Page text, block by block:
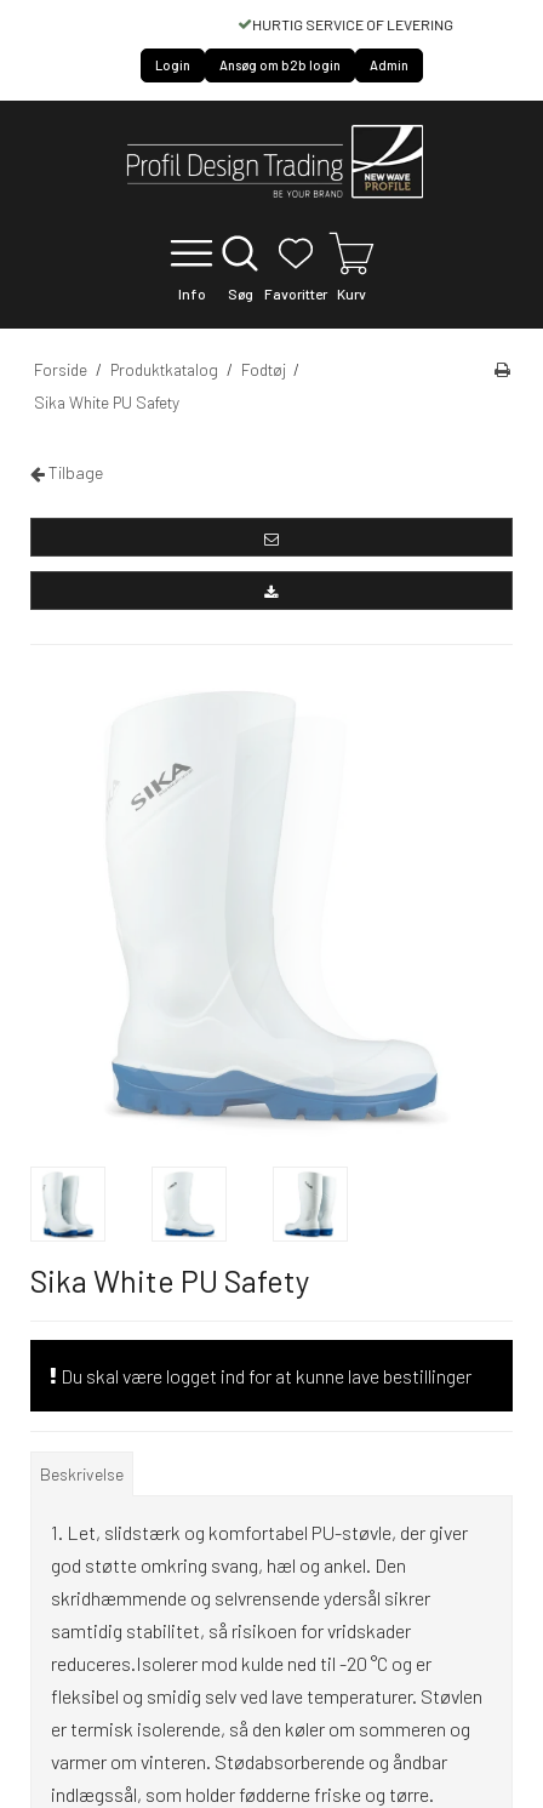
HURTIG SERVICE OF LEVERING
Login Ansøg om b2b login Admin
Info Søg Favoritter Kurv
Forside / Produktkatalog / Fodtøj /
Sika White PU Safety
Tilbage
Sika White PU Safety
Du skal være logget ind for at kunne lave bestillinger
Beskrivelse
Let, slidstærk og komfortabel PU-støvle, der giver
god støtte omkring svang, hæl og ankel. Den
skridhæmmende og selvrensende ydersål sikrer
samtidig stabilitet, så risikoen for vridskader
reduceres.Isolerer mod kulde ned til -20 °C og er
fleksibel og smidig selv ved lave temperaturer. Støvlen
er termisk isolerende, så den køler om sommeren og
varmer om vinteren. Stødabsorberende og åndbar
indlægssål, som holder fødderne friske og tørre.